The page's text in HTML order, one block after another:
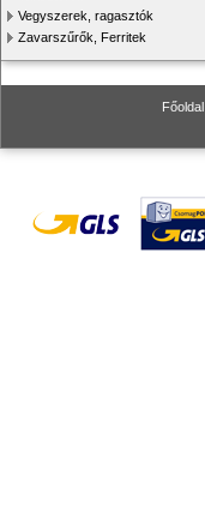
Vegyszerek, ragasztók
Zavarszűrők, Ferritek
Főoldal